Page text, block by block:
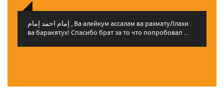
إمام احمد إمام , Ва алейкум ассалам ва рахматуЛлахи
ва баракятух! Спасибо брат за то что попробовал ...